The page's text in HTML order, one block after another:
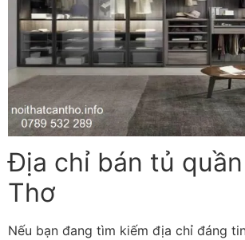
Địa chỉ bán tủ
Thơ
Nếu bạn đang tìm kiếm địa chỉ đáng